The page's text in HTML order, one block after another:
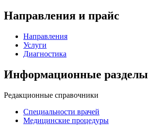
Направления и прайс
Направления
Услуги
Диагностика
Информационные разделы
Редакционные справочники
Специальности врачей
Медицинские процедуры